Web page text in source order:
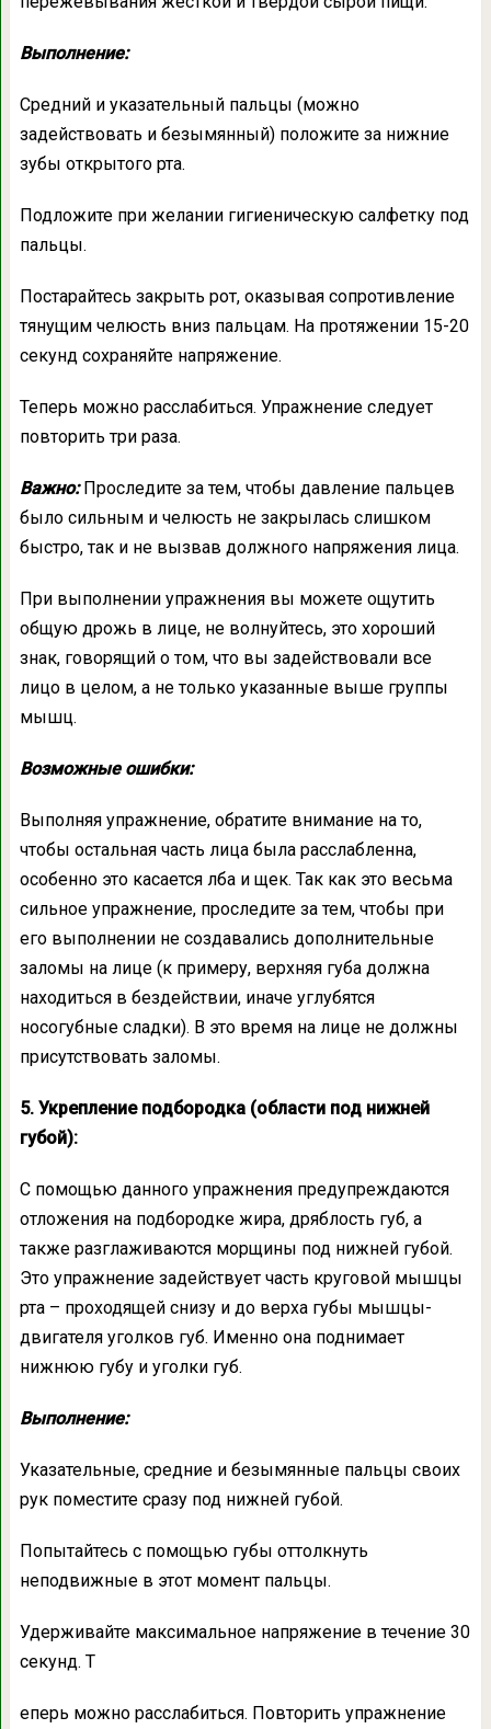
Выполнение:
Средний и указательный пальцы (можно
задействовать и безымянный) положите за нижние
зубы открытого рта.
Подложите при желании гигиеническую салфетку под
пальцы.
Постарайтесь закрыть рот, оказывая сопротивление
тянущим челюсть вниз пальцам. На протяжении 15-20
секунд сохраняйте напряжение.
Теперь можно расслабиться. Упражнение следует
повторить три раза.
Важно:Проследите за тем, чтобы давление пальцев
было сильным и челюсть не закрылась слишком
быстро, так и не вызвав должного напряжения лица.
При выполнении упражнения вы можете ощутить
общую дрожь в лице, не волнуйтесь, это хороший
знак, говорящий о том, что вы задействовали все
лицо в целом, а не только указанные выше группы
мышц.
Возможные ошибки:
Выполняя упражнение, обратите внимание на то,
чтобы остальная часть лица была расслабленна,
особенно это касается лба и щек. Так как это весьма
сильное упражнение, проследите за тем, чтобы при
его выполнении не создавались дополнительные
заломы на лице (к примеру, верхняя губа должна
находиться в бездействии, иначе углубятся
носогубные сладки). В это время на лице не должны
присутствовать заломы.
5. Укрепление подбородка (области под нижней
губой):
С помощью данного упражнения предупреждаются
отложения на подбородке жира, дряблость губ, а
также разглаживаются морщины под нижней губой.
Это упражнение задействует часть круговой мышцы
рта – проходящей снизу и до верха губы мышцы-
двигателя уголков губ. Именно она поднимает
нижнюю губу и уголки губ.
Выполнение:
Указательные, средние и безымянные пальцы своих
рук поместите сразу под нижней губой.
Попытайтесь с помощью губы оттолкнуть
неподвижные в этот момент пальцы.
Удерживайте максимальное напряжение в течение 30
секунд. Т
еперь можно расслабиться. Повторить упражнение